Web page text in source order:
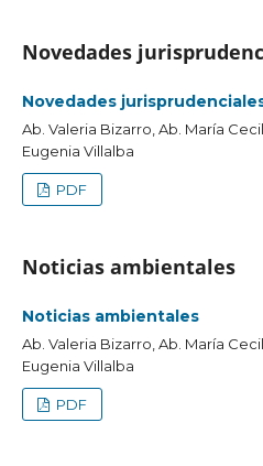
Novedades
Novedades
Ab. Valeria Bizarro, Ab. María
Eugenia Villalba
PDF
Noticias ambientales
Noticias ambientales
Ab. Valeria Bizarro, Ab. María
Eugenia Villalba
PDF